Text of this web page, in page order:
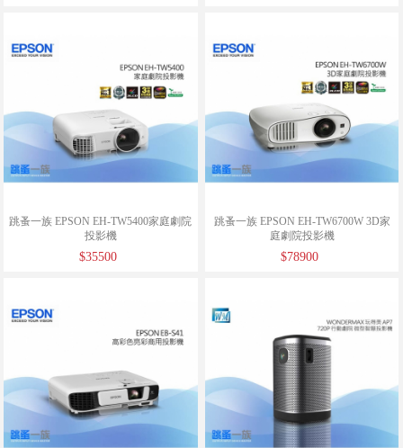
跳蚤一族 EPSON EH-TW5400家庭劇院
投影機
$35500
跳蚤一族 EPSON EH-TW6700W 3D家
庭劇院投影機
$78900